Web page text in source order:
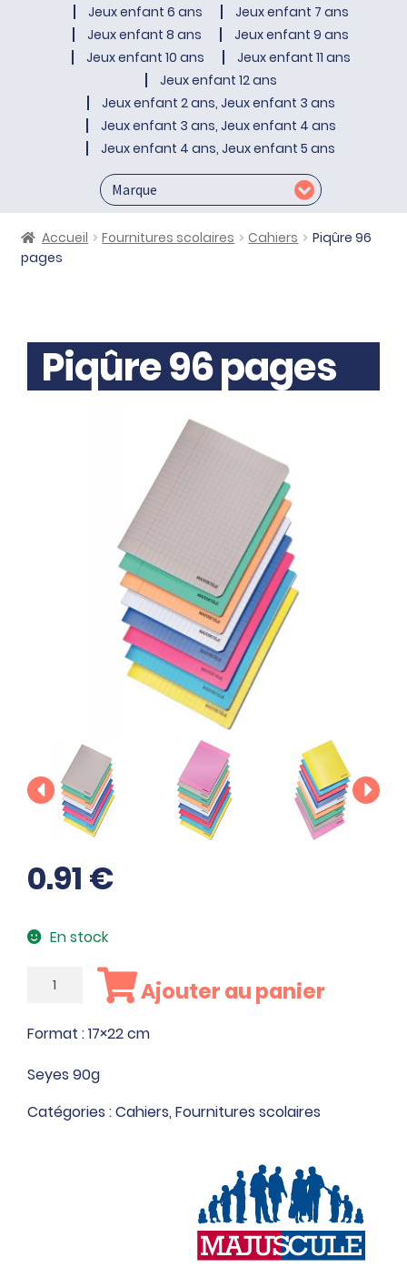
Jeux enfant 6 ans
Jeux enfant 7 ans
Jeux enfant 8 ans
Jeux enfant 9 ans
Jeux enfant 10 ans
Jeux enfant 11 ans
Jeux enfant 12 ans
Jeux enfant 2 ans, Jeux enfant 3 ans
Jeux enfant 3 ans, Jeux enfant 4 ans
Jeux enfant 4 ans, Jeux enfant 5 ans
Accueil Fournitures scolaires Cahiers
Piqûre 96
pages
Piqûre 96 pages
0.91 €
En stock
quantité
96
pages
Ajouter au panier
Format : 17×22 cm
Seyes 90g
Catégories :Cahiers, Fournitures scolaires